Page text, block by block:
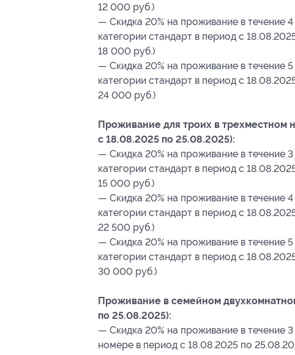
12 000 руб.)
— Скидка 20% на проживание в течение
категории стандарт в период c
18 000 руб.)
— Скидка 20% на проживание в течение
категории стандарт в период c
24 000 руб.)
Проживание для троих в трехместном
с 18.08.2025 по 25.08.2025):
— Скидка 20% на проживание в течение
категории стандарт в период c
15 000 руб.)
— Скидка 20% на проживание в течение
категории стандарт в период c
22 500 руб.)
— Скидка 20% на проживание в течение
категории стандарт в период c
30 000 руб.)
Проживание в семейном
по 25.08.2025):
— Скидка 20% на проживание в течение
номере в период c 18.08.2025 по